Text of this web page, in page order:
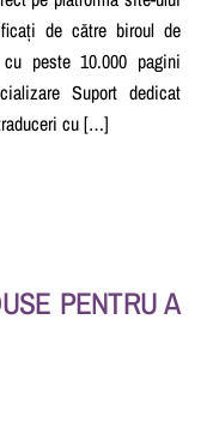
de către biroul de
peste 10.000 pagini
Suport dedicat
cu […]
PENTRU A